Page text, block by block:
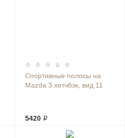
Спортивные полосы на
Mazda 3 хетчбэк, вид 11
5420 ₽